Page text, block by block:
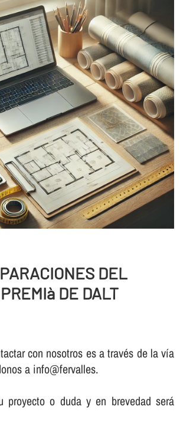
DEL
DE DALT
con nosotros es a través de la vía
a info@fervalles.
proyecto o duda y en brevedad será